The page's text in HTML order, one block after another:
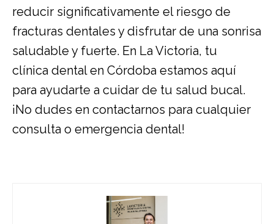
reducir significativamente el riesgo de
fracturas dentales y disfrutar de una sonrisa
saludable y fuerte. En La Victoria, tu
clínica dental en Córdoba estamos aquí
para ayudarte a cuidar de tu salud bucal.
¡No dudes en contactarnos para cualquier
consulta o emergencia dental!